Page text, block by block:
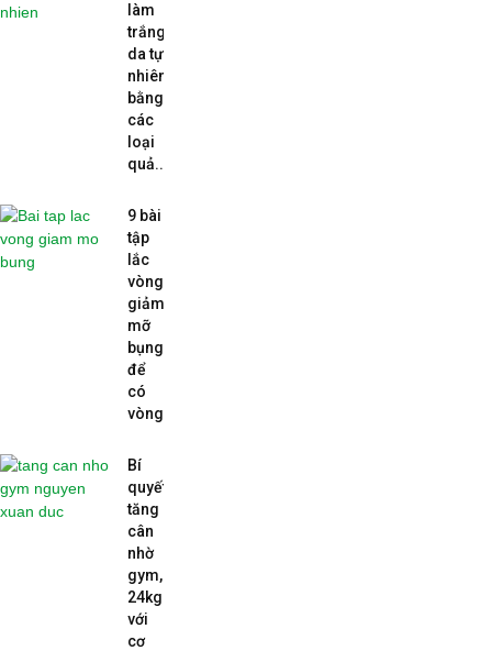
làm
trắng
da tự
nhiên
bằng
các
loại
quả...
9 bài
tập
lắc
vòng
giảm
mỡ
bụng
để
có
vòng...
Bí
quyết
tăng
cân
nhờ
gym,
24kg
với
cơ